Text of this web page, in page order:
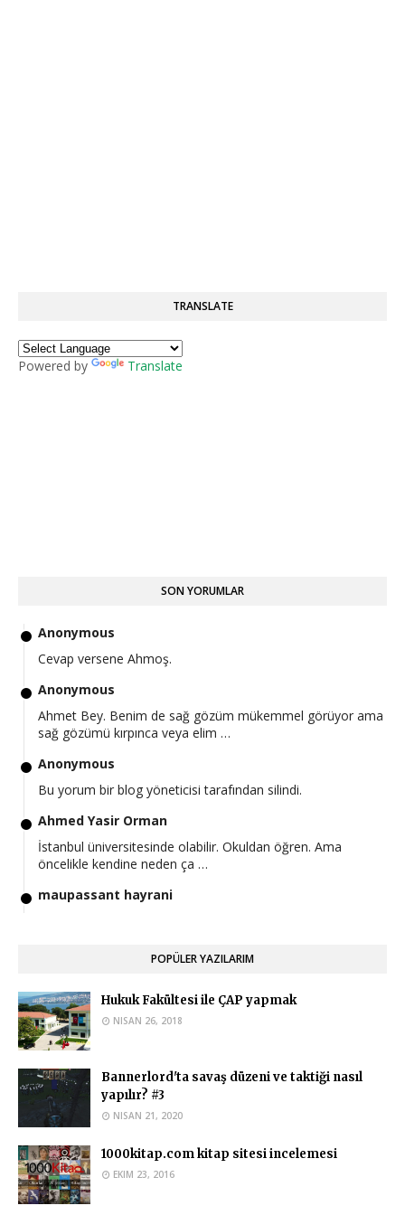
TRANSLATE
Powered by Translate
SON YORUMLAR
Anonymous
Cevap versene Ahmoş.
Anonymous
Ahmet Bey. Benim de sağ gözüm mükemmel görüyor ama
sağ gözümü kırpınca veya elim …
Anonymous
Bu yorum bir blog yöneticisi tarafından silindi.
Ahmed Yasir Orman
İstanbul üniversitesinde olabilir. Okuldan öğren. Ama
öncelikle kendine neden ça …
maupassant hayrani
Ahmed Yasir Orman
Eğer okuduğunuz üniversite buna müsaade ediyorsa
yapabilirsiniz.
Anonymous
Hukuk okuyan biri islam iktisadi ve finans bölümünde çap
yapabilir mi?
Ahmed Yasir Orman
Evet bu durumda çift anadal yapamazsınız. Ayrıca bundan
sonra Hukuk okumanızı ta …
Anonymous
POPÜLER YAZILARIM
Hukuk Fakültesi ile ÇAP yapmak
NISAN 26, 2018
Bannerlord'ta savaş düzeni ve taktiği nasıl
yapılır? #3
NISAN 21, 2020
1000kitap.com kitap sitesi incelemesi
EKIM 23, 2016